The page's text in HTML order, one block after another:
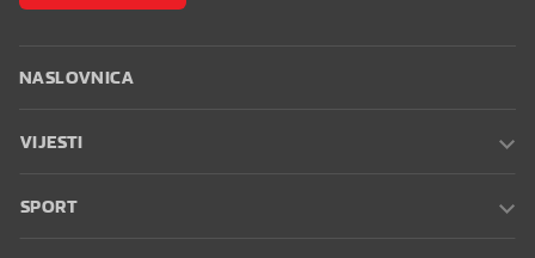
NASLOVNICA
VIJESTI
SPORT